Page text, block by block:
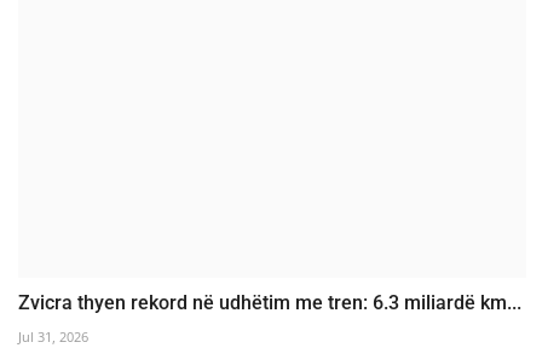
Zvicra thyen rekord në udhëtim me tren: 6.3 miliardë km...
Jul 31, 2026